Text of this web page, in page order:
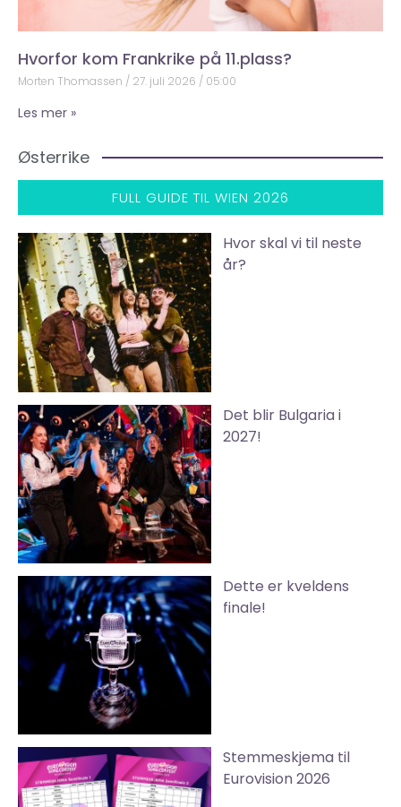
Hvorfor kom Frankrike på 11.plass?
Morten Thomassen 27. juli 2026 05:00
Les mer »
Østerrike
FULL GUIDE TIL WIEN 2026
Hvor skal vi til neste
år?
Det blir Bulgaria i
2027!
Dette er kveldens
finale!
Stemmeskjema til
Eurovision 2026